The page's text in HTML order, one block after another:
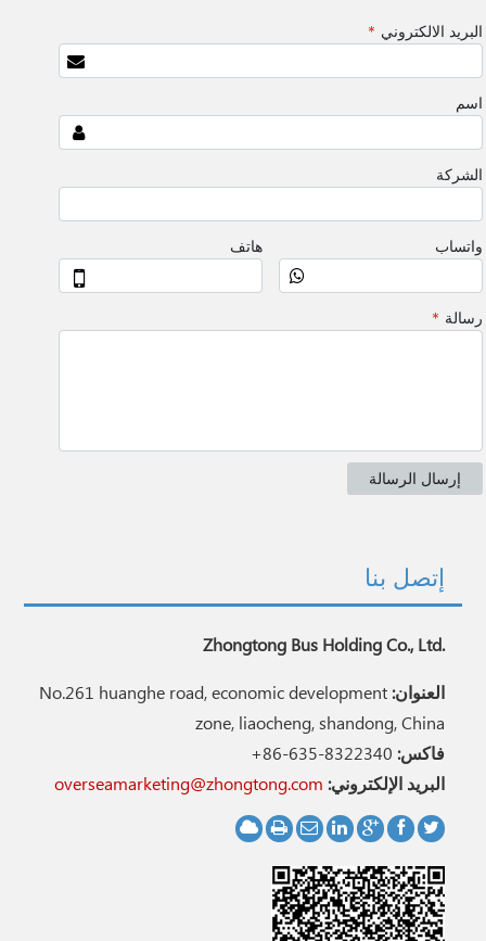
إتصل بنا
Zhongtong Bus Holding Co., Ltd.
العنوان: No.261 huanghe road, economic development
zone, liaocheng, shandong, China
فاكس: +86-635-8322340
البريد الإلكتروني: overseamarketing@zhongtong.com